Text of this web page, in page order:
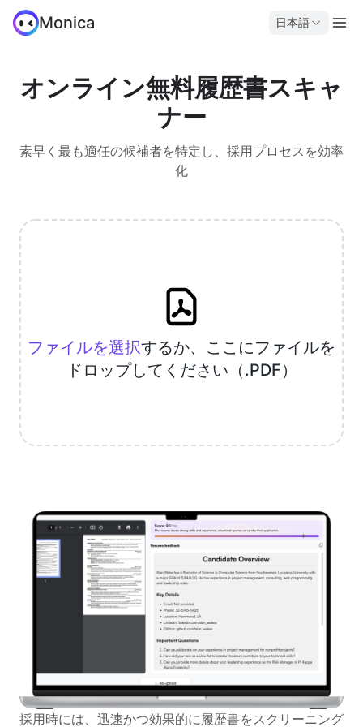
Monica 日本語
オンライン無料履歴書スキャ
ナー
素早く最も適任の候補者を特定し、採用プロセスを効率
化
ファイルを選択するか、ここにファイルを
ドロップしてください（.PDF）
採用時には、迅速かつ効果的に履歴書をスクリーニング